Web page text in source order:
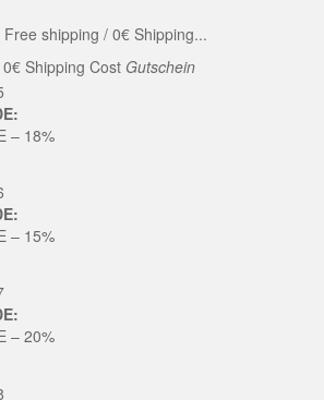
shipping / 0€ Shipping...
Shipping Cost Gutschein
– 18%
– 15%
– 20%